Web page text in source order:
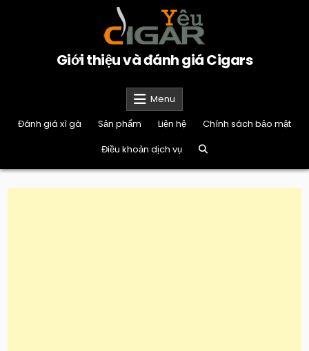
Giới thiệu và đánh giá Cigars
Menu
Đánh giá xì gà
Sản phẩm Liện hệ
Chính sách bảo mật
Điều khoản dịch vụ